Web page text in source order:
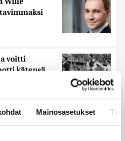
Mainosasetukset
voitti
kätensä